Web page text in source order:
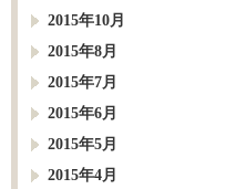
2015年10月
2015年8月
2015年7月
2015年6月
2015年5月
2015年4月